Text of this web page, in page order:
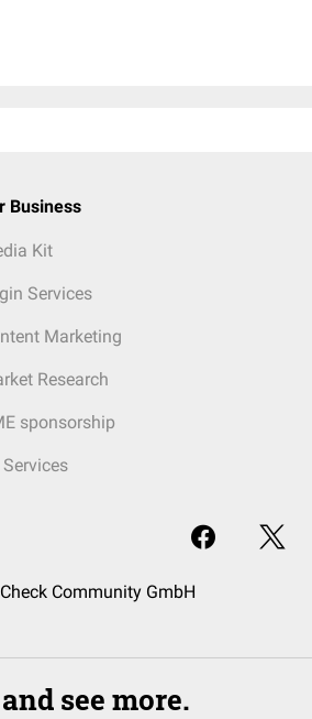
Business
Kit
Services
Marketing
Research
sponsorship
Community GmbH
see more.